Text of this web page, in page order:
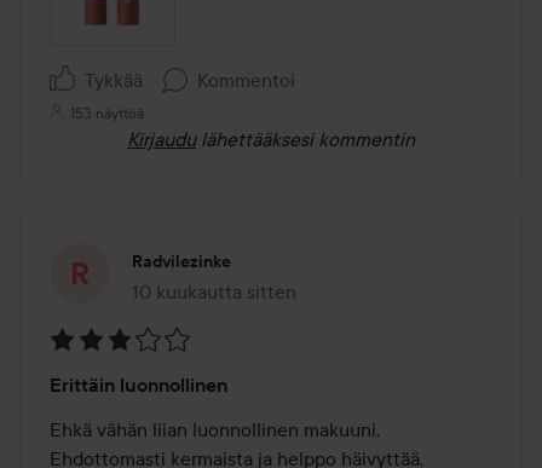
Tykkää Kommentoi
153 näyttöä
Kirjaudu lähettääksesi kommentin
Radvilezinke
10 kuukautta sitten
Viesti luotiin 10 kuukautta sitten
3
/
5
Erittäin luonnollinen
Ehkä vähän liian luonnollinen makuuni.
Ehdottomasti kermaista ja helppo häivyttää,